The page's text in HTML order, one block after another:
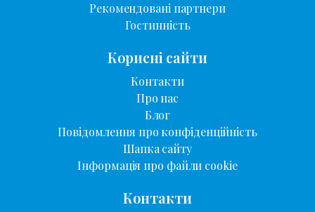
Рекомендовані партнери
Гостинність
Корисні сайти
Контакти
Про нас
Блог
Повідомлення про конфіденційність
Шапка сайту
Інформація про файли cookie
Контакти